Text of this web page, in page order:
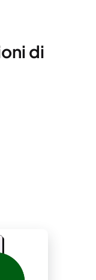
di